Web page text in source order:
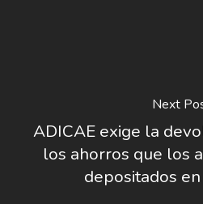
Next
ADICAE exige la
los ahorros que los
depositados